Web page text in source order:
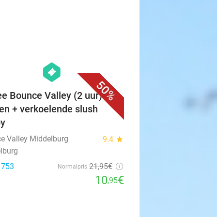
50%
hexagon
events
Bounce Valley (2 uur) +
+ verkoelende slush
Valley Middelburg 9.4 star
Normalpris 21,95€
10,95€